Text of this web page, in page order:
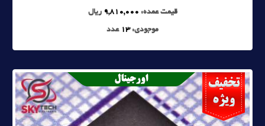
قیمت عمده: 9,810,000 ریال
موجودی:13 عدد